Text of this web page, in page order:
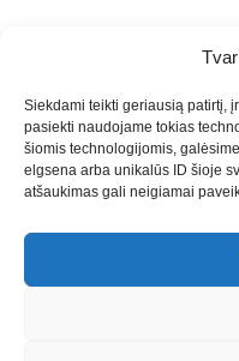
Siekdami teikti geriausią patirtį,
pasiekti naudojame tokias
šiomis technologijomis,
elgsena arba unikalūs ID šioje
atšaukimas gali neigiamai
PASLAUGOS. SEO
straipsnių rašymas ir
svetaines.2026Armijai.LT
Themes.
Marketingo